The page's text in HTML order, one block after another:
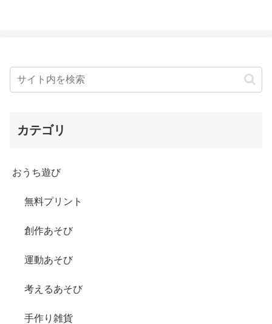
カテゴリ
おうち遊び
無料プリント
創作あそび
運動あそび
考えるあそび
手作り雑貨